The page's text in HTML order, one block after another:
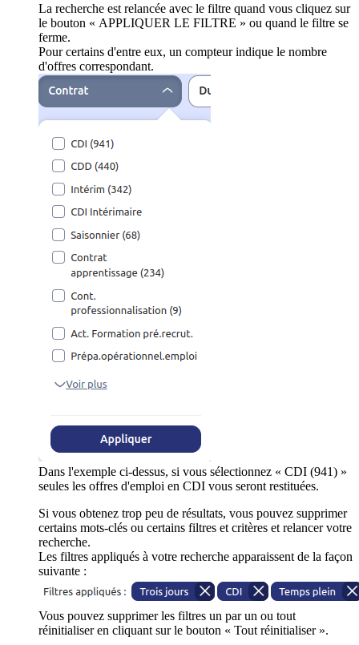
La recherche est relancée avec le filtre quand vous cliquez sur
le bouton « APPLIQUER LE FILTRE » ou quand le filtre se
ferme.
Pour certains d'entre eux, un compteur indique le nombre
d'offres correspondant.
Dans l'exemple ci-dessus, si vous sélectionnez « CDI (941) »
seules les offres d'emploi en CDI vous seront restituées.
Si vous obtenez trop peu de résultats, vous pouvez supprimer
certains mots-clés ou certains filtres et critères et relancer votre
recherche.
Les filtres appliqués à votre recherche apparaissent de la façon
suivante :
Vous pouvez supprimer les filtres un par un ou tout
réinitialiser en cliquant sur le bouton « Tout réinitialiser ».